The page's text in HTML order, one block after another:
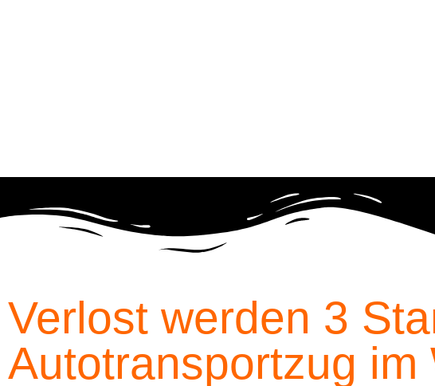
Verlost werden 3
Autotransportzug